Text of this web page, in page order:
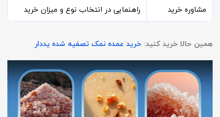
مشاوره خرید راهنمایی در انتخاب نوع و میزان خرید
همین حالا خرید کنید: خرید عمده نمک تصفیه شده یددار